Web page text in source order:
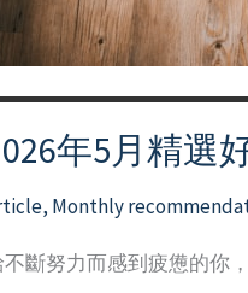
年5月精選
, Monthly
斷努力而感到疲憊的你